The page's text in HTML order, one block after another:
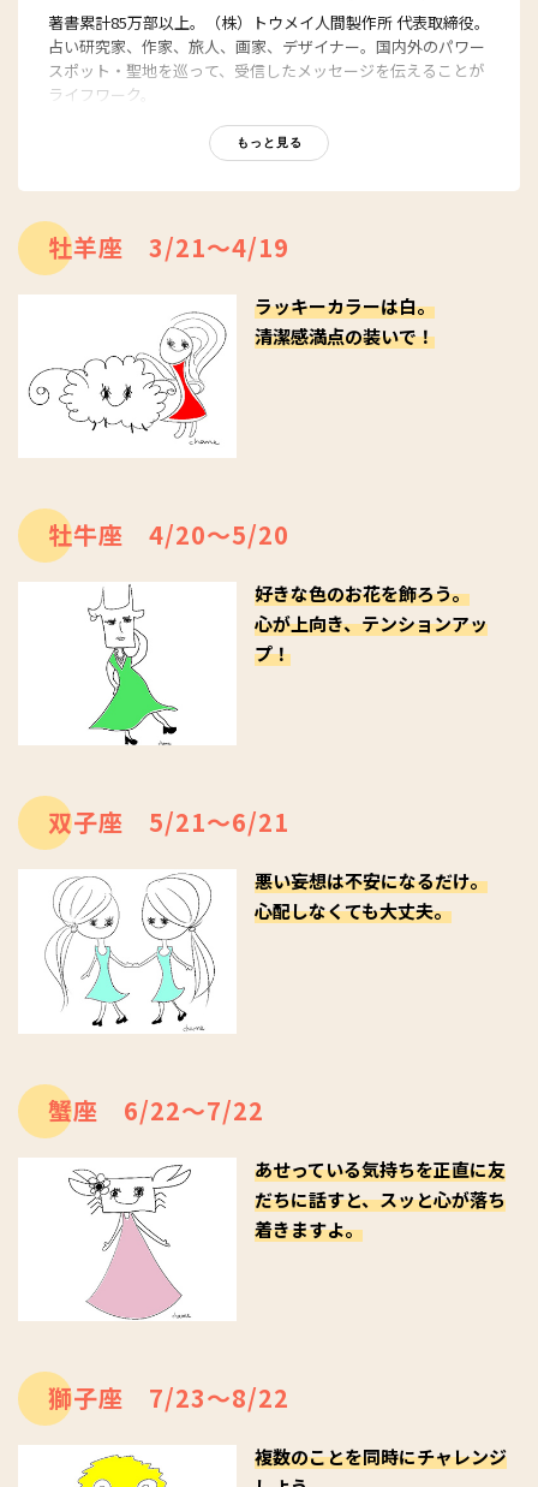
著書累計85万部以上。（株）トウメイ人間製作所 代表取締役。
占い研究家、作家、旅人、画家、デザイナー。国内外のパワー
スポット・聖地を巡って、受信したメッセージを伝えることが
ライフワーク。
https://www.youtube.com/c/chamereontakeda
Instagram：
https://www.instagram.com/toumeiningenseisakujo
Voicy（キャメトーク）：https://voicy.jp/channel/1532
もっと見る
牡羊座 3/21～4/19
ラッキーカラーは白。
清潔感満点の装いで！
牡牛座 4/20～5/20
好きな色のお花を飾ろう。
心が上向き、テンションアッ
プ！
双子座 5/21～6/21
悪い妄想は不安になるだけ。
心配しなくても大丈夫。
蟹座 6/22～7/22
あせっている気持ちを正直に友
だちに話すと、スッと心が落ち
着きますよ。
獅子座 7/23～8/22
複数のことを同時にチャレンジ